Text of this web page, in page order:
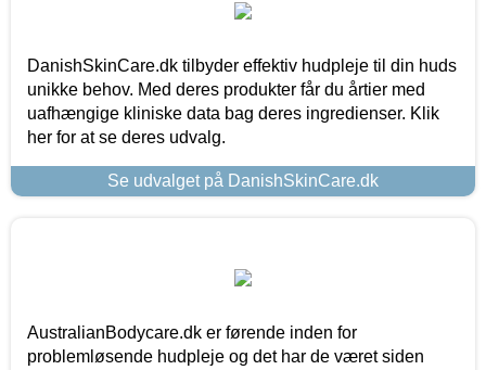
DanishSkinCare.dk tilbyder effektiv hudpleje til din huds
unikke behov. Med deres produkter får du årtier med
uafhængige kliniske data bag deres ingredienser. Klik
her for at se deres udvalg.
Se udvalget på DanishSkinCare.dk
AustralianBodycare.dk er førende inden for
problemløsende hudpleje og det har de været siden